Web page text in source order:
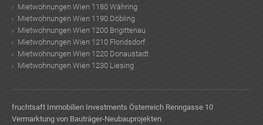
Mietwohnungen Wien 1180 Währing
Mietwohnungen Wien 1190 Döbling
Mietwohnungen Wien 1200 Brigittenau
Mietwohnungen Wien 1210 Floridsdorf
Mietwohnungen Wien 1220 Donaustadt
Mietwohnungen Wien 1230 Liesing
fruchtsaft Immobilien Investments Österreich Renngasse 10
Vermarktung von Bauträger-Neubauprojekten